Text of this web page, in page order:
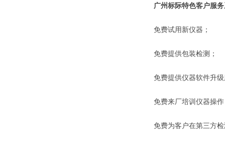
广州标际特色客户服
免费试用新仪器；
免费提供包装检测；
免费提供仪器软件升级
免费来厂培训仪器操作
免费为客户在第三方检